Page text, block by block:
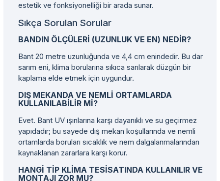
estetik ve fonksiyonelliği bir arada sunar.
Sıkça Sorulan Sorular
BANDIN ÖLÇÜLERI (UZUNLUK VE EN) NEDIR?
Bant 20 metre uzunluğunda ve 4,4 cm enindedir. Bu dar
sarım eni, klima borularına sıkıca sarılarak düzgün bir
kaplama elde etmek için uygundur.
DIŞ MEKANDA VE NEMLI ORTAMLARDA
KULLANILABILIR MI?
Evet. Bant UV ışınlarına karşı dayanıklı ve su geçirmez
yapıdadır; bu sayede dış mekan koşullarında ve nemli
ortamlarda boruları sıcaklık ve nem dalgalanmalarından
kaynaklanan zararlara karşı korur.
HANGI TIP KLIMA TESISATINDA KULLANILIR VE
MONTAJI ZOR MU?